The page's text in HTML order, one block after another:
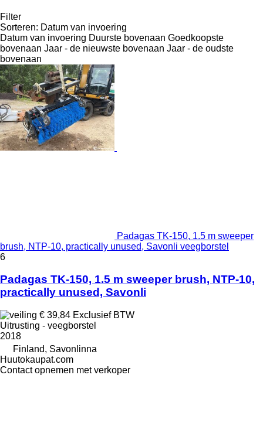
Filter
Sorteren: Datum van invoering
Datum van invoering Duurste bovenaan Goedkoopste
bovenaan Jaar - de nieuwste bovenaan Jaar - de oudste
bovenaan
Padagas TK-150, 1.5 m sweeper
brush, NTP-10, practically unused, Savonli veegborstel
6
Padagas TK-150, 1.5 m sweeper brush, NTP-10,
practically unused, Savonli
€ 39,84 Exclusief BTW
Uitrusting - veegborstel
2018
Finland, Savonlinna
Huutokaupat.com
Contact opnemen met verkoper